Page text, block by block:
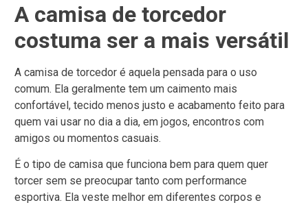
A camisa de torcedor
costuma ser a mais versátil
A camisa de torcedor é aquela pensada para o uso
comum. Ela geralmente tem um caimento mais
confortável, tecido menos justo e acabamento feito para
quem vai usar no dia a dia, em jogos, encontros com
amigos ou momentos casuais.
É o tipo de camisa que funciona bem para quem quer
torcer sem se preocupar tanto com performance
esportiva. Ela veste melhor em diferentes corpos e